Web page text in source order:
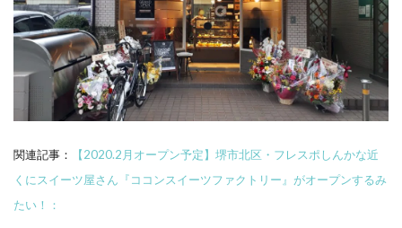
関連記事：
【2020.2月オープン予定】堺市北区・フレスポしんかな近
くにスイーツ屋さん『ココンスイーツファクトリー』がオープンするみ
たい！：